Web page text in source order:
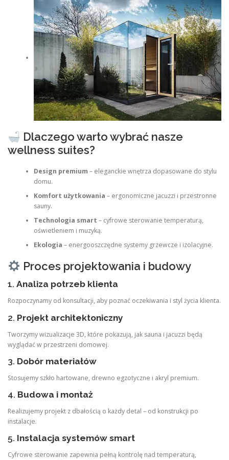
Dlaczego warto wybrać nasze
wellness suites?
Design premium – eleganckie wnętrza dopasowane do stylu
domu.
Komfort użytkowania – ergonomiczne jacuzzi i przestronne
sauny.
Technologia smart – cyfrowe sterowanie temperaturą,
oświetleniem i muzyką.
Ekologia – energooszczędne systemy grzewcze i izolacyjne.
Proces projektowania i budowy
1. Analiza potrzeb klienta
Rozpoczynamy od konsultacji, aby poznać oczekiwania i styl życia klienta.
2. Projekt architektoniczny
Tworzymy wizualizacje 3D, które pokazują, jak sauna i jacuzzi będą
wyglądać w przestrzeni domowej.
3. Dobór materiałów
Stosujemy szkło hartowane, drewno egzotyczne i akryl premium.
4. Budowa i montaż
Realizujemy projekt z dbałością o każdy detal – od konstrukcji po
instalacje.
5. Instalacja systemów smart
Cyfrowe sterowanie zapewnia pełną kontrolę nad temperaturą,